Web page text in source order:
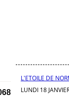
L'ETOILE DE
LUNDI 18